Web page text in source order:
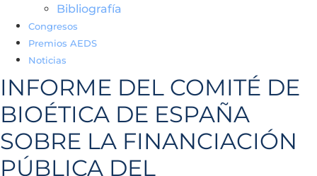
Bibliografía
Congresos
Premios AEDS
Noticias
INFORME DEL COMITÉ DE
BIOÉTICA DE ESPAÑA
SOBRE LA FINANCIACIÓN
PÚBLICA DEL